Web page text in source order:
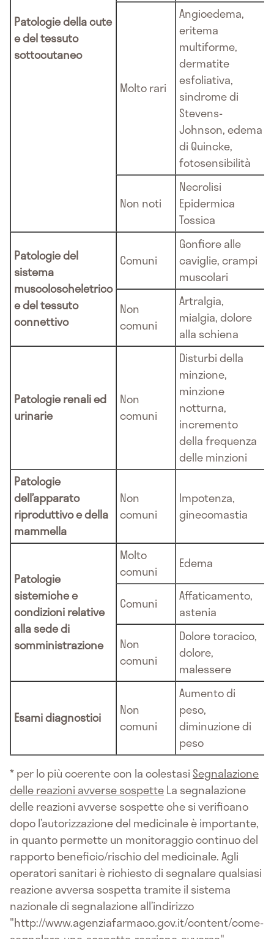
Patologie della cute
e del tessuto
sottocutaneo
Molto rari
Angioedema,
eritema
multiforme,
dermatite
esfoliativa,
sindrome di
Stevens-
Johnson, edema
di Quincke,
fotosensibilità
Non noti
Necrolisi
Epidermica
Tossica
Patologie del
sistema
muscoloscheletrico
e del tessuto
connettivo
Comuni
Gonfiore alle
caviglie, crampi
muscolari
Non
comuni
Artralgia,
mialgia, dolore
alla schiena
Patologie renali ed
urinarie
Non
comuni
Disturbi della
minzione,
minzione
notturna,
incremento
della frequenza
delle minzioni
Patologie
dell’apparato
riproduttivo e della
mammella
Non
comuni
Impotenza,
ginecomastia
Patologie
sistemiche e
condizioni relative
alla sede di
somministrazione
Molto
comuni
Edema
Comuni
Affaticamento,
astenia
Non
comuni
Dolore toracico,
dolore,
malessere
Esami diagnostici
Non
comuni
Aumento di
peso,
diminuzione di
peso
* per lo più coerente con la colestasi Segnalazione
delle reazioni avverse sospetteLa segnalazione
delle reazioni avverse sospette che si verificano
dopo l’autorizzazione del medicinale è importante,
in quanto permette un monitoraggio continuo del
rapporto beneficio/rischio del medicinale. Agli
operatori sanitari è richiesto di segnalare qualsiasi
reazione avversa sospetta tramite il sistema
nazionale di segnalazione all’indirizzo
"http://www.agenziafarmaco.gov.it/content/come-